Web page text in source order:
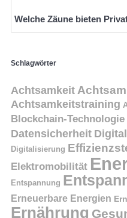
Welche Zäune bieten
Schlagwörter
Achtsamkeit
Achtsamkeitstraining
Blockchain-Technologie
Datensicherheit
Digitalisierung
Elektromobilität
Entspannung
Erneuerbare Energien
Ernährung